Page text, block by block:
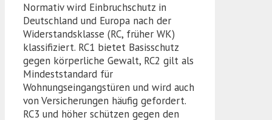
Normativ wird Einbruchschutz in
Deutschland und Europa nach der
Widerstandsklasse (RC, früher WK)
klassifiziert. RC1 bietet Basisschutz
gegen körperliche Gewalt, RC2 gilt als
Mindeststandard für
Wohnungseingangstüren und wird auch
von Versicherungen häufig gefordert.
RC3 und höher schützen gegen den